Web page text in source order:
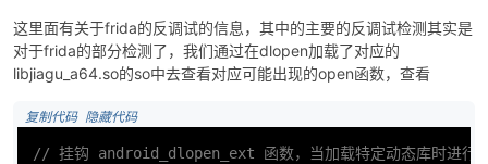
这里面有关于frida的反调试的信息，其中的主要的反调试检测其实是
对于frida的部分检测了，我们通过在dlopen加载了对应的
libjiagu_a64.so的so中去查看对应可能出现的open函数，查看
复制代码 隐藏代码
// 挂钩 android_dlopen_ext 函数，当加载特定动态库时进行